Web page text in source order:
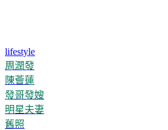
lifestyle
周潤發
陳薈蓮
發哥發嫂
明星夫妻
舊照